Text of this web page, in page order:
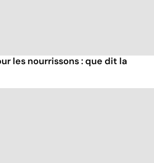
les nourrissons : que dit la